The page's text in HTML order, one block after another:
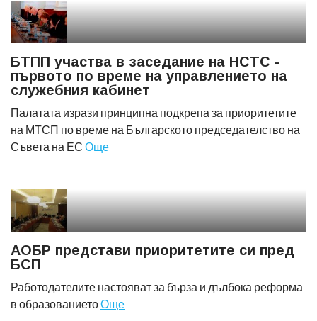
БТПП участва в заседание на НСТС -
първото по време на управлението на
служебния кабинет
Палатата изрази принципна подкрепа за приоритетите
на МТСП по време на Българското председателство на
Съвета на ЕС Още
АОБР представи приоритетите си пред
БСП
Работодателите настояват за бърза и дълбока реформа
в образованиетоОще